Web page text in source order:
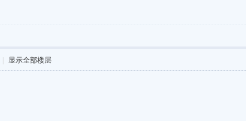
显示全部楼层